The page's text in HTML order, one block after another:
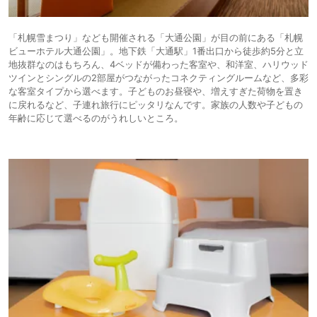
「札幌雪まつり」なども開催される「大通公園」が目の前にある「札幌
ビューホテル大通公園」。地下鉄「大通駅」1番出口から徒歩約5分と立
地抜群なのはもちろん、4ベッドが備わった客室や、和洋室、ハリウッド
ツインとシングルの2部屋がつながったコネクティングルームなど、多彩
な客室タイプから選べます。子どものお昼寝や、増えすぎた荷物を置き
に戻れるなど、子連れ旅行にピッタリなんです。家族の人数や子どもの
年齢に応じて選べるのがうれしいところ。